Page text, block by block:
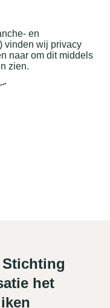
en
vinden wij privacy
naar om dit middels
zien.
het